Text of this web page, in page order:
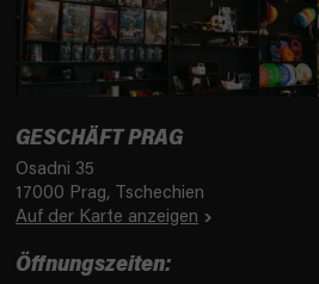
GESCHÄFT PRAG
Osadni 35
17000 Prag, Tschechien
Auf der Karte anzeigen
Öffnungszeiten: